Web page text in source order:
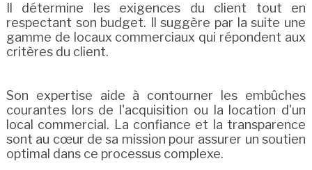
Il détermine les exigences du client tout en
respectant son budget. Il suggère par la suite une
gamme de locaux commerciaux qui répondent aux
critères du client.
Son expertise aide à contourner les embûches
courantes lors de l'acquisition ou la location d'un
local commercial. La confiance et la transparence
sont au cœur de sa mission pour assurer un soutien
optimal dans ce processus complexe.